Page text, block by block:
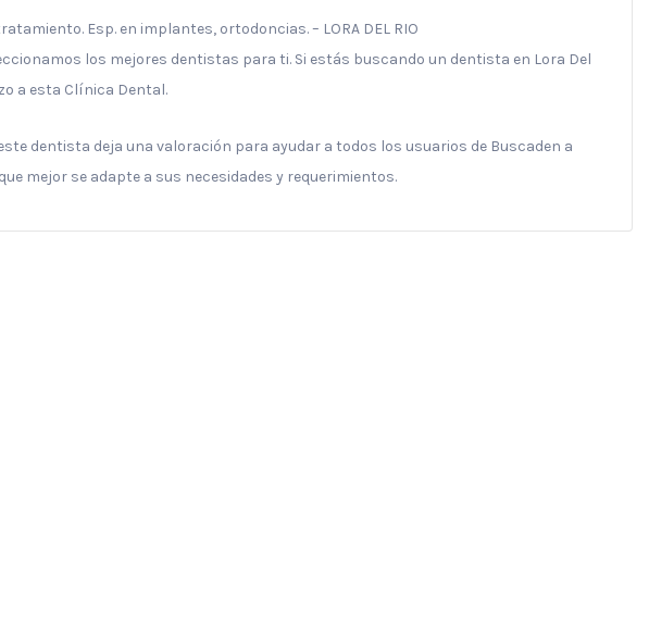
Esp. en implantes, ortodoncias. – LORA DEL RIO
los mejores dentistas para ti. Si estás buscando un dentista en Lora Del
a esta Clínica Dental.
dentista deja una valoración para ayudar a todos los usuarios de Buscaden a
mejor se adapte a sus necesidades y requerimientos.